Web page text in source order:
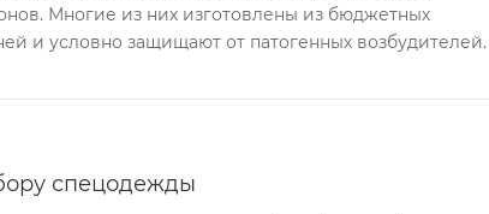
Многие из них изготовлены из бюджетных
и условно защищают от патогенных возбудителей.
спецодежды